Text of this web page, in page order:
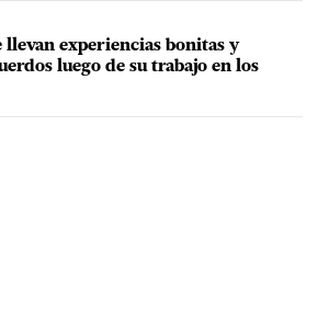
llevan experiencias bonitas y
luego de su trabajo en los